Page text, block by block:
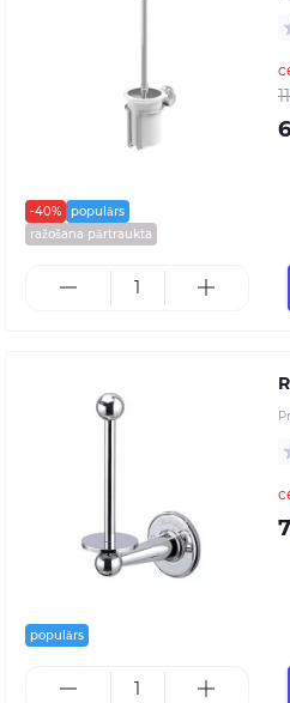
-40%
populārs
ražošana pārtraukta
populārs